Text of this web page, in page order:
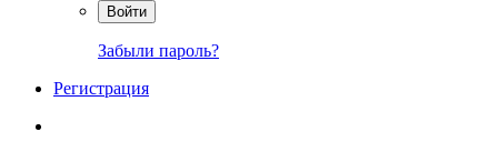
Войти
Забыли пароль?
Регистрация